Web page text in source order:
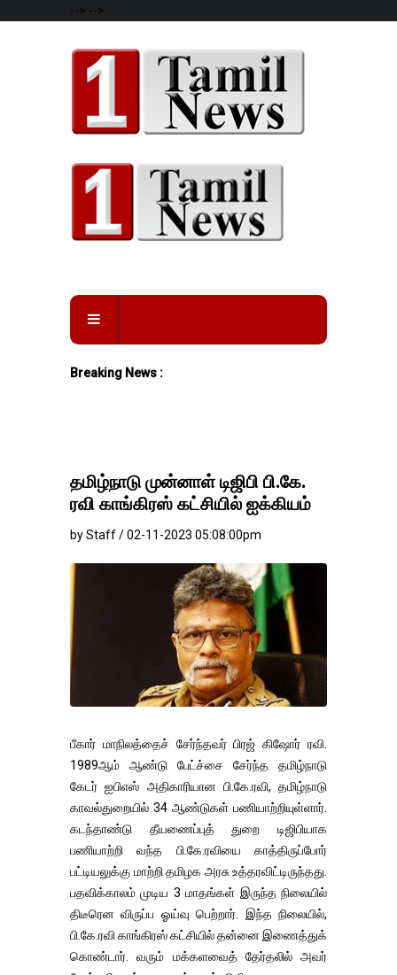
--> -->
Breaking News :
தமிழ்நாடு முன்னாள் டிஜிபி பி.கே.
ரவி காங்கிரஸ் கட்சியில் ஐக்கியம்
by Staff / 02-11-2023 05:08:00pm
பீகார் மாநிலத்தைச் சேர்ந்தவர் பிரஜ் கிஷோர் ரவி.
1989ஆம் ஆண்டு பேட்ச்சை சேர்ந்த தமிழ்நாடு
கேடர் ஐபிஎஸ் அதிகாரியான பி.கே.ரவி, தமிழ்நாடு
காவல்துறையில் 34 ஆண்டுகள் பணியாற்றியுள்ளார்.
கடந்தாண்டு தீயணைப்புத் துறை டிஜிபியாக
பணியாற்றி வந்த பி.கே.ரவியை காத்திருப்போர்
பட்டியலுக்கு மாற்றி தமிழக அரசு உத்தரவிட்டிருந்தது.
பதவிக்காலம் முடிய 3 மாதங்கள் இருந்த நிலையில்
திடீரென விருப்ப ஓய்வு பெற்றார். இந்த நிலையில்,
பி.கே.ரவி காங்கிரஸ் கட்சியில் தன்னை இணைத்துக்
கொண்டார். வரும் மக்களவைத் தேர்தலில் அவர்